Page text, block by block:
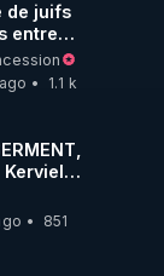
de juifs
entre
à mes
1.1 k
à
!851